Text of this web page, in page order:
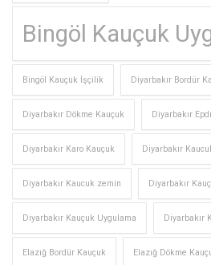
Bingöl Kauçuk
Bingöl Kauçuk İşçilik Diyarbakır Bordür
Diyarbakır Dökme Kauçuk Diyarbakır
Diyarbakır Karo Kauçuk Diyarbakır
Diyarbakır Kaucuk zemin Diyarbakır
Diyarbakır Kauçuk Uygulama Diyarbakır
Elazığ Bordür Kauçuk Elazığ Dökme